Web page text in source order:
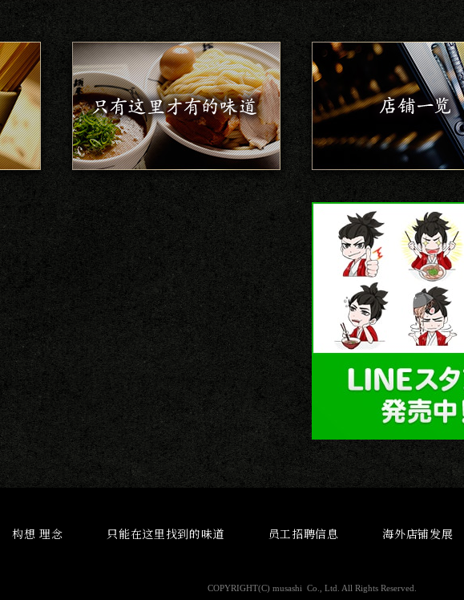
构想 理念 只能在这里找到的味道 员工招聘信息 海外店铺发展
COPYRIGHT(C) musashi Co., Ltd. All Rights Reserved.